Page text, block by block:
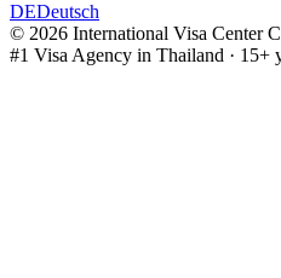
DEDeutsch
© 2026 International Visa Center
#1 Visa Agency in Thailand · 15+